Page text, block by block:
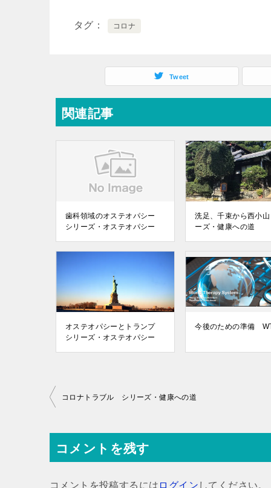
タグ コロナ
Tweet
関連記事
歯科領域のオステオパシー
シリーズ・オステオパシー
洗足、千束から西小
ーズ・健康への道
オステオパシーとトランプ
シリーズ・オステオパシー
今後のための準備
投
ナ
ビ
コロナトラブル シリーズ・健康への道
コメントを残す
コメントを投稿するには ログイン してください。